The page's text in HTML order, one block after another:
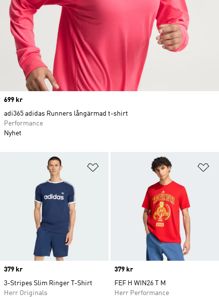
Lägg till på önskelistan
Price
379 kr
3-Stripes Slim Ringer T-Shirt
Herr Originals
Price
379 kr
FEF H WIN26 T M
Herr Performance
Price
699 kr
adi365 adidas Runners långärmad t-shirt
Performance
Nyhet